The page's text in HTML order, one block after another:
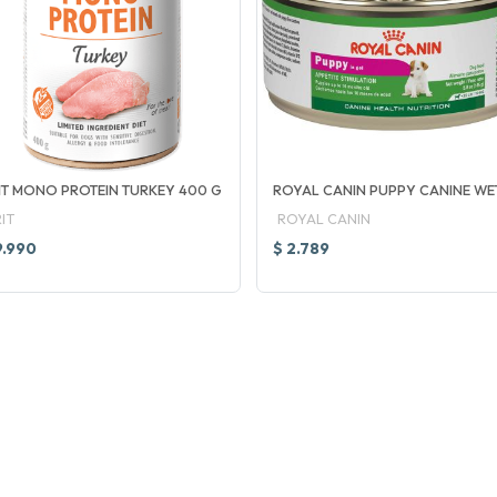
MONO PROTEIN TURKEY 400 G
ROYAL CANIN PUPPY CANINE
ROYAL CANIN
$ 2.789